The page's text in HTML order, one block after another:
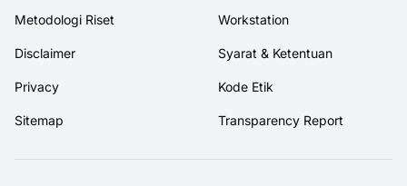
Metodologi Riset Workstation
Disclaimer Syarat & Ketentuan
Privacy Kode Etik
Sitemap Transparency Report